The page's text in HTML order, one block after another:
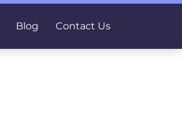
Blog Contact Us